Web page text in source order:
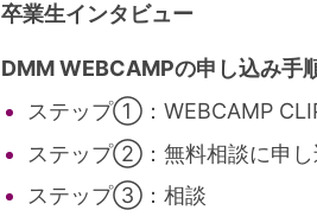
卒業生インタビュー
DMM WEBCAMPの申し込み手
ステップ①：WEBCAMP
ステップ②：無料相談に申し
ステップ③：相談